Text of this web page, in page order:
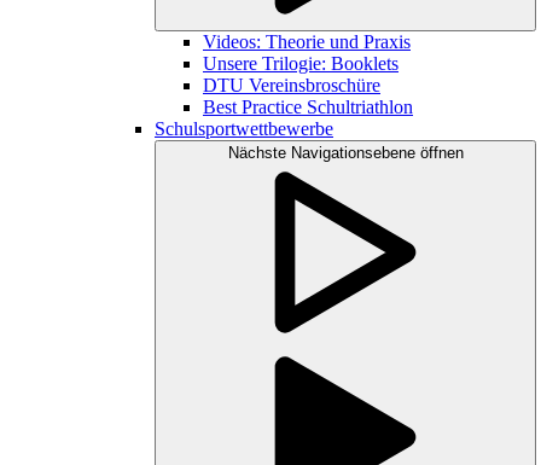
Videos: Theorie und Praxis
Unsere Trilogie: Booklets
DTU Vereinsbroschüre
Best Practice Schultriathlon
Schulsportwettbewerbe
Nächste Navigationsebene öffnen